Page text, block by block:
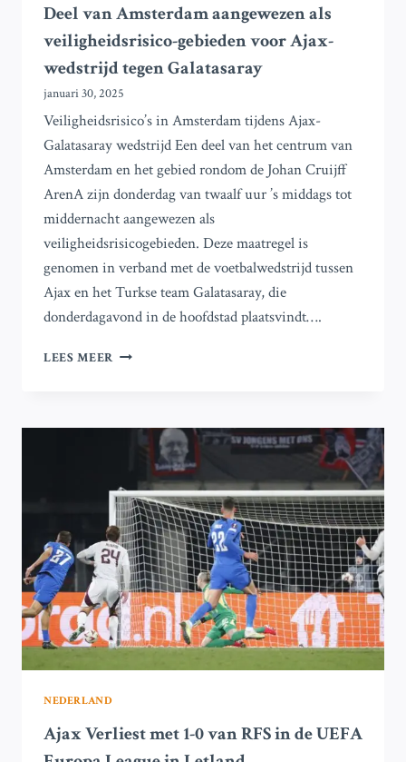
Deel van Amsterdam aangewezen als
veiligheidsrisico-gebieden voor Ajax-
wedstrijd tegen Galatasaray
januari 30, 2025
Veiligheidsrisico’s in Amsterdam tijdens Ajax-
Galatasaray wedstrijd Een deel van het centrum van
Amsterdam en het gebied rondom de Johan Cruijff
ArenA zijn donderdag van twaalf uur ’s middags tot
middernacht aangewezen als
veiligheidsrisicogebieden. Deze maatregel is
genomen in verband met de voetbalwedstrijd tussen
Ajax en het Turkse team Galatasaray, die
donderdagavond in de hoofdstad plaatsvindt….
LEES MEER DEEL
ALS
VEILIGHEIDSRISICO-
GEBIEDEN
VOOR
AJAX-
WEDSTRIJD
TEGEN
GALATASARAY
NEDERLAND
Ajax Verliest met 1-0 van RFS in de UEFA